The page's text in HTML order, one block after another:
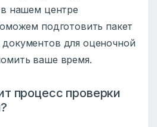
в нашем центре
подготовить пакет
для оценочной
ваше время.
процесс проверки